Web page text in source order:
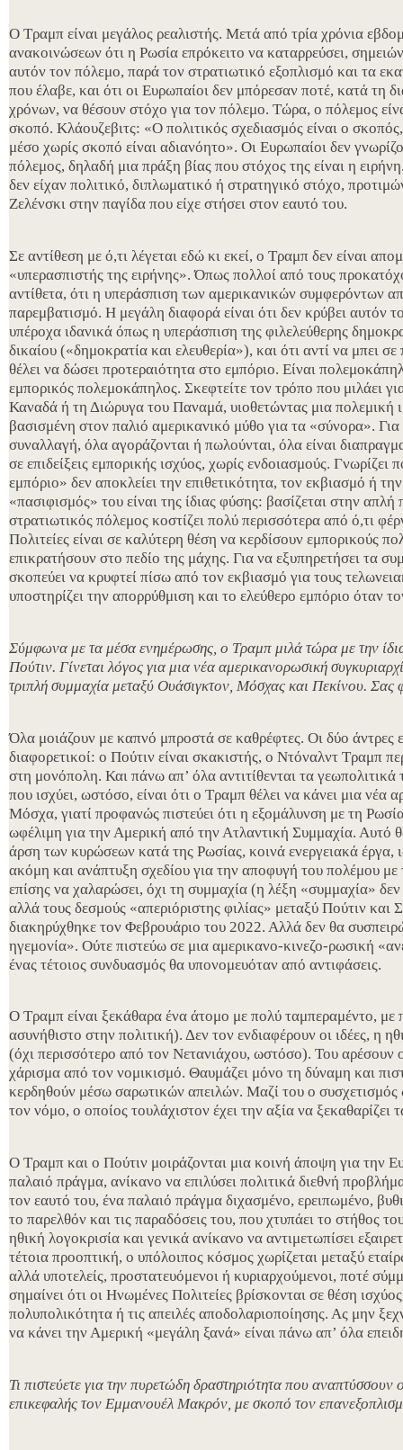
Ο Τραμπ είναι μεγάλος ρεαλιστής. Μετά από τρία χρόνια
ανακοινώσεων ότι η Ρωσία επρόκειτο να καταρρεύσει,
αυτόν τον πόλεμο, παρά τον στρατιωτικό εξοπλισμό και τα
που έλαβε, και ότι οι Ευρωπαίοι δεν μπόρεσαν ποτέ, κατά τη
χρόνων, να θέσουν στόχο για τον πόλεμο. Τώρα, ο πόλεμος
σκοπό. Κλάουζεβιτς: «Ο πολιτικός σχεδιασμός είναι ο
μέσο χωρίς σκοπό είναι αδιανόητο». Οι Ευρωπαίοι δεν
πόλεμος, δηλαδή μια πράξη βίας που στόχος της είναι η
δεν είχαν πολιτικό, διπλωματικό ή στρατηγικό στόχο,
Ζελένσκι στην παγίδα που είχε στήσει στον εαυτό του.
Σε αντίθεση με ό,τι λέγεται εδώ κι εκεί, ο Τραμπ δεν είναι
«υπερασπιστής της ειρήνης». Όπως πολλοί από τους
αντίθετα, ότι η υπεράσπιση των αμερικανικών συμφερόντων
παρεμβατισμό. Η μεγάλη διαφορά είναι ότι δεν κρύβει αυτόν
υπέροχα ιδανικά όπως η υπεράσπιση της φιλελεύθερης
δικαίου («δημοκρατία και ελευθερία»), και ότι αντί να μπει σε
θέλει να δώσει προτεραιότητα στο εμπόριο. Είναι
εμπορικός πολεμοκάπηλος. Σκεφτείτε τον τρόπο που μιλάει
Καναδά ή τη Διώρυγα του Παναμά, υιοθετώντας μια πολεμική
βασισμένη στον παλιό αμερικανικό μύθο για τα «σύνορα». Για
συναλλαγή, όλα αγοράζονται ή πωλούνται, όλα είναι
σε επιδείξεις εμπορικής ισχύος, χωρίς ενδοιασμούς. Γνωρίζει
εμπόριο» δεν αποκλείει την επιθετικότητα, τον εκβιασμό ή
«πασιφισμός» του είναι της ίδιας φύσης: βασίζεται στην
στρατιωτικός πόλεμος κοστίζει πολύ περισσότερα από ό,τι
Πολιτείες είναι σε καλύτερη θέση να κερδίσουν εμπορικούς
επικρατήσουν στο πεδίο της μάχης. Για να εξυπηρετήσει τα
σκοπεύει να κρυφτεί πίσω από τον εκβιασμό για τους
υποστηρίζει την απορρύθμιση και το ελεύθερο εμπόριο όταν
Σύμφωνα με τα μέσα ενημέρωσης, ο Τραμπ μιλά τώρα με την
Πούτιν. Γίνεται λόγος για μια νέα αμερικανορωσική
τριπλή συμμαχία μεταξύ Ουάσιγκτον, Μόσχας και Πεκίνου. Σας
Όλα μοιάζουν με καπνό μπροστά σε καθρέφτες. Οι δύο άντρες
διαφορετικοί: ο Πούτιν είναι σκακιστής, ο Ντόναλντ Τραμπ
στη μονόπολη. Και πάνω απ’ όλα αντιτίθενται τα
που ισχύει, ωστόσο, είναι ότι ο Τραμπ θέλει να κάνει μια νέα
Μόσχα, γιατί προφανώς πιστεύει ότι η εξομάλυνση με τη
ωφέλιμη για την Αμερική από την Ατλαντική Συμμαχία. Αυτό
άρση των κυρώσεων κατά της Ρωσίας, κοινά ενεργειακά έργα,
ακόμη και ανάπτυξη σχεδίου για την αποφυγή του πολέμου με
επίσης να χαλαρώσει, όχι τη συμμαχία (η λέξη «συμμαχία» δεν
αλλά τους δεσμούς «απεριόριστης φιλίας» μεταξύ Πούτιν και
διακηρύχθηκε τον Φεβρουάριο του 2022. Αλλά δεν θα
ηγεμονία». Ούτε πιστεύω σε μια αμερικανο-κινεζο-ρωσική
ένας τέτοιος συνδυασμός θα υπονομευόταν από αντιφάσεις.
Ο Τραμπ είναι ξεκάθαρα ένα άτομο με πολύ ταμπεραμέντο, με
ασυνήθιστο στην πολιτική). Δεν τον ενδιαφέρουν οι ιδέες, η
(όχι περισσότερο από τον Νετανιάχου, ωστόσο). Του αρέσουν
χάρισμα από τον νομικισμό. Θαυμάζει μόνο τη δύναμη και
κερδηθούν μέσω σαρωτικών απειλών. Μαζί του ο συσχετισμός
τον νόμο, ο οποίος τουλάχιστον έχει την αξία να ξεκαθαρίζει
Ο Τραμπ και ο Πούτιν μοιράζονται μια κοινή άποψη για την
παλαιό πράγμα, ανίκανο να επιλύσει πολιτικά διεθνή
τον εαυτό του, ένα παλαιό πράγμα διχασμένο, ερειπωμένο,
το παρελθόν και τις παραδόσεις του, που χτυπάει το στήθος
ηθική λογοκρισία και γενικά ανίκανο να αντιμετωπίσει
τέτοια προοπτική, ο υπόλοιπος κόσμος χωρίζεται μεταξύ
αλλά υποτελείς, προστατευόμενοι ή κυριαρχούμενοι, ποτέ
σημαίνει ότι οι Ηνωμένες Πολιτείες βρίσκονται σε θέση
πολυπολικότητα ή τις απειλές αποδολαριοποίησης. Ας μην
να κάνει την Αμερική «μεγάλη ξανά» είναι πάνω απ’ όλα
Τι πιστεύετε για την πυρετώδη δραστηριότητα που αναπτύσσουν
επικεφαλής τον Εμμανουέλ Μακρόν, με σκοπό τον